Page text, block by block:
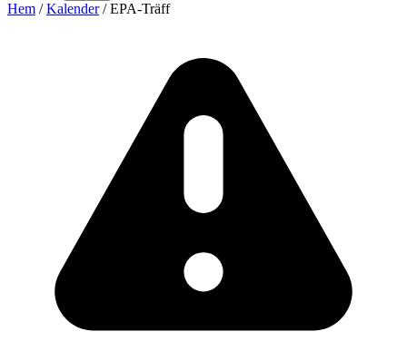
Hem /Kalender/EPA-Träff